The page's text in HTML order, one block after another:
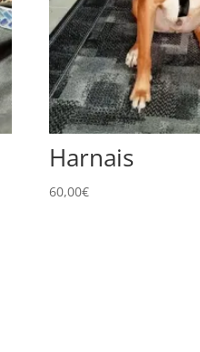
Harnais
60,00€